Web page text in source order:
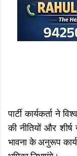
पार्टी कार्यकर्ता ने
की नीतियों और
भावना के अनुरूप